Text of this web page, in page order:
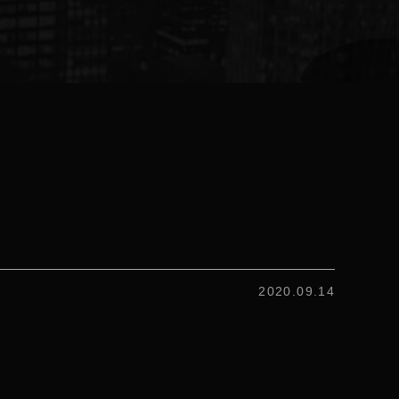
2020.09.14